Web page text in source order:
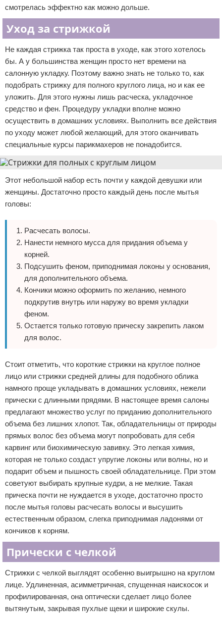
смотрелась эффектно как можно дольше.
Уход за стрижкой
Не каждая стрижка так проста в уходе, как этого хотелось
бы. А у большинства женщин просто нет времени на
салонную укладку. Поэтому важно знать не только то, как
подобрать стрижку для полного круглого лица, но и как ее
уложить. Для этого нужны лишь расческа, укладочное
средство и фен. Процедуру укладки вполне можно
осуществить в домашних условиях. Выполнить все действия
по уходу может любой желающий, для этого оканчивать
специальные курсы парикмахеров не понадобится.
Этот небольшой набор есть почти у каждой девушки или
женщины. Достаточно просто каждый день после мытья
головы:
Расчесать волосы.
Нанести немного мусса для придания объема у
корней.
Подсушить феном, приподнимая локоны у основания,
для дополнительного объема.
Кончики можно оформить по желанию, немного
подкрутив внутрь или наружу во время укладки
феном.
Остается только готовую прическу закрепить лаком
для волос.
Стоит отметить, что короткие стрижки на круглое полное
лицо или стрижки средней длины для подобного облика
намного проще укладывать в домашних условиях, нежели
прически с длинными прядями. В настоящее время салоны
предлагают множество услуг по приданию дополнительного
объема без лишних хлопот. Так, обладательницы от природы
прямых волос без объема могут попробовать для себя
карвинг или биохимическую завивку. Это легкая химия,
которая не только создаст упругие локоны или волны, но и
подарит объем и пышность своей обладательнице. При этом
советуют выбирать крупные кудри, а не мелкие. Такая
прическа почти не нуждается в уходе, достаточно просто
после мытья головы расчесать волосы и высушить
естественным образом, слегка приподнимая ладонями от
кончиков к корням.
Прически с челкой
Стрижки с челкой выглядят особенно выигрышно на круглом
лице. Удлиненная, асимметричная, спущенная наискосок и
профилированная, она оптически сделает лицо более
вытянутым, закрывая пухлые щеки и широкие скулы.